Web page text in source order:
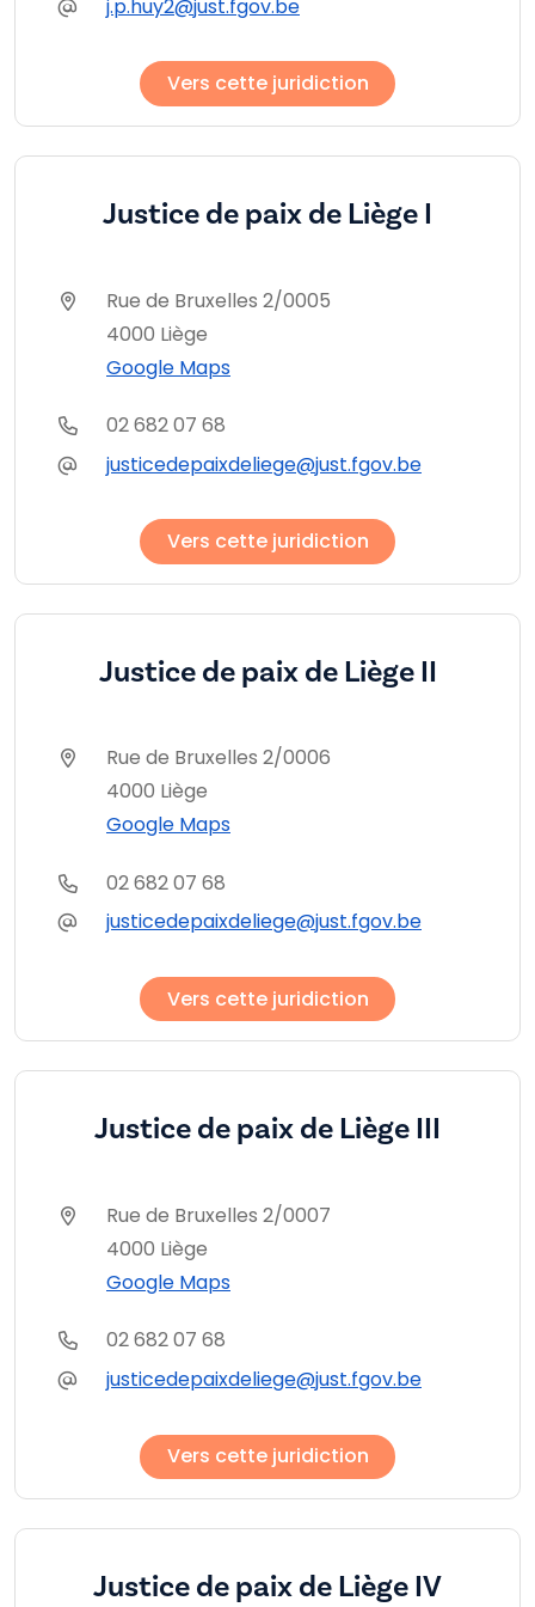
j.p.huy2@just.fgov.be
Vers cette juridiction
Justice de paix de Liège I
Rue de Bruxelles 2/0005
4000 Liège
Google Maps
02 682 07 68
justicedepaixdeliege@just.fgov.be
Vers cette juridiction
Justice de paix de Liège II
Rue de Bruxelles 2/0006
4000 Liège
Google Maps
02 682 07 68
justicedepaixdeliege@just.fgov.be
Vers cette juridiction
Justice de paix de Liège III
Rue de Bruxelles 2/0007
4000 Liège
Google Maps
02 682 07 68
justicedepaixdeliege@just.fgov.be
Vers cette juridiction
Justice de paix de Liège IV